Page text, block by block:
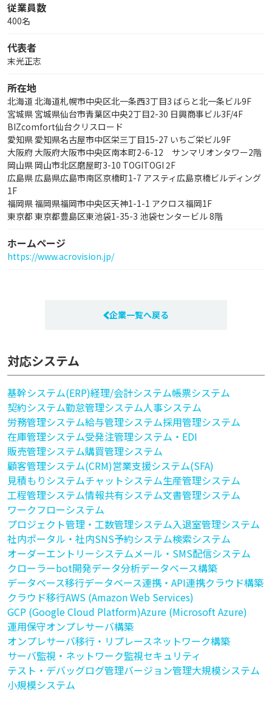
従業員数
400名
代表者
末光正志
所在地
北海道 北海道札幌市中央区北一条西3丁目3 ばらと北一条ビル9F
宮城県 宮城県仙台市青葉区中央2丁目2-30 日興商事ビル3F/4F
BIZcomfort仙台クリスロード
愛知県 愛知県名古屋市中区栄三丁目15-27 いちご栄ビル9F
大阪府 大阪府大阪市中央区南本町2-6-12 サンマリオンタワー2階
岡山県 岡山市北区磨屋町3-10 TOGITOGI 2F
広島県 広島県広島市南区京橋町1-7 アスティ広島京橋ビルディング
1F
福岡県 福岡県福岡市中央区天神1-1-1 アクロス福岡1F
東京都 東京都豊島区東池袋1-35-3 池袋センタービル 8階
ホームページ
https://www.acrovision.jp/
企業一覧へ戻る
対応システム
基幹システム(ERP)経理/会計システム帳票システム
契約システム勤怠管理システム人事システム
労務管理システム給与管理システム採用管理システム
在庫管理システム受発注管理システム・EDI
販売管理システム購買管理システム
顧客管理システム(CRM)営業支援システム(SFA)
見積もりシステムチャットシステム生産管理システム
工程管理システム情報共有システム文書管理システム
ワークフローシステム
プロジェクト管理・工数管理システム入退室管理システム
社内ポータル・社内SNS予約システム検索システム
オーダーエントリーシステムメール・SMS配信システム
クローラーbot開発データ分析データベース構築
データベース移行データベース連携・API連携クラウド構築
クラウド移行AWS (Amazon Web Services)
GCP (Google Cloud Platform)Azure (Microsoft Azure)
運用保守オンプレサーバ構築
オンプレサーバ移行・リプレースネットワーク構築
サーバ監視・ネットワーク監視セキュリティ
テスト・デバッグログ管理バージョン管理大規模システム
小規模システム